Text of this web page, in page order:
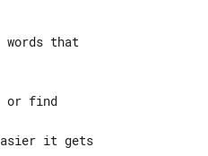
words that